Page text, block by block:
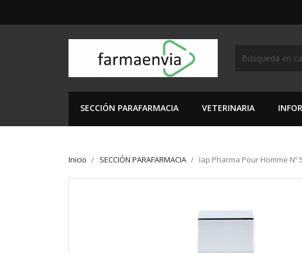
SECCIÓN PARAFARMACIA VETERINARIA
Inicio SECCIÓN PARAFARMACIA Iap Pharma Pour Homme Nº